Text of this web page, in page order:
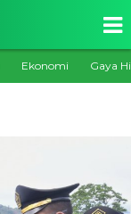
Ekonomi Gaya